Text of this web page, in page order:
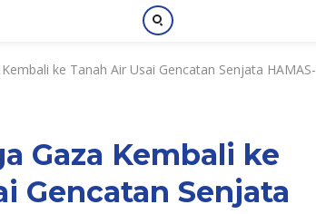
ke Tanah Air Usai Gencatan Senjata HAMAS-
Gaza Kembali ke
Gencatan Senjata